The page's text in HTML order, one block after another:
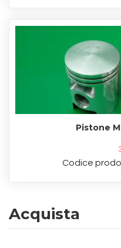
Pistone
Codice
Acquista